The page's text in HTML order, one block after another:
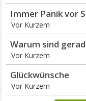
Immer Panik vor
Vor Kurzem
Warum sind
Vor Kurzem
Glückwünsche
Vor Kurzem